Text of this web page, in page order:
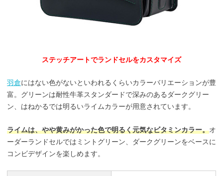
ステッチアートでランドセルをカスタマイズ
羽倉にはない色がないといわれるくらいカラーバリエーションが豊
富。グリーンは耐性牛革スタンダードで深みのあるダークグリー
ン、はねかるでは明るいライムカラーが用意されています。
ライムは、やや黄みがかった色で明るく元気なビタミンカラー。オ
ーダーランドセルではミントグリーン、ダークグリーンをベースに
コンビデザインを楽しめます。